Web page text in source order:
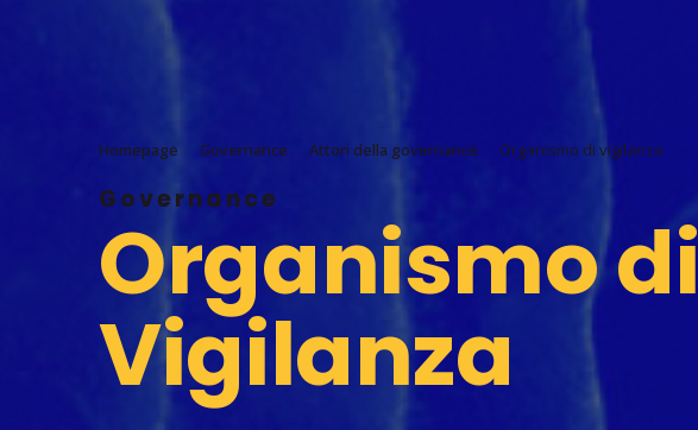
Homepage Governance Attori della governance Organismo di vigilanza
Governance
Organismo di
Vigilanza